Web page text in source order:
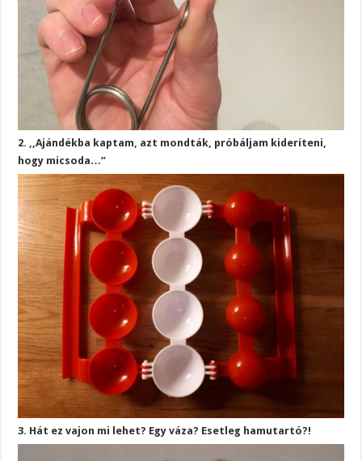
2. ,,Ajándékba kaptam, azt mondták, próbáljam kideríteni,
hogy micsoda…”
3. Hát ez vajon mi lehet? Egy váza? Esetleg hamutartó?!